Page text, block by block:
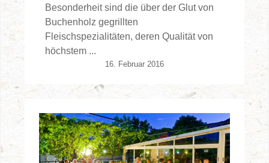
Besonderheit sind die über der Glut von
Buchenholz gegrillten
Fleischspezialitäten, deren Qualität von
höchstem ...
16. Februar 2016